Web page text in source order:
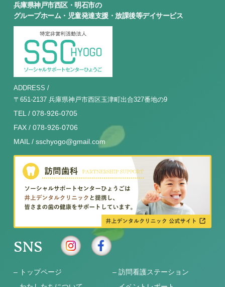
兵庫県神戸市西区・明石市の
グループホーム・児童発達支援・放課後等デイサービス
ADDRESS /
〒651-2137 兵庫県神戸市西区玉津町出合327番地の9
TEL / 078-926-0705
FAX / 078-926-0706
MAIL / sschyogo@gmail.com
SNS
– トップページ – 訪問看護ステーション